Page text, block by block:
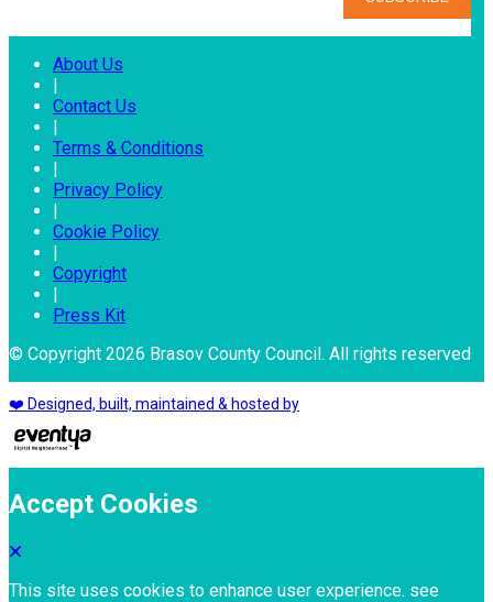
About Us
|
Contact Us
|
Terms & Conditions
|
Privacy Policy
|
Cookie Policy
|
Copyright
|
Press Kit
© Copyright 2026 Brasov County Council. All rights reserved
❤️ Designed, built, maintained & hosted by
Accept Cookies
This site uses cookies to enhance user experience. see